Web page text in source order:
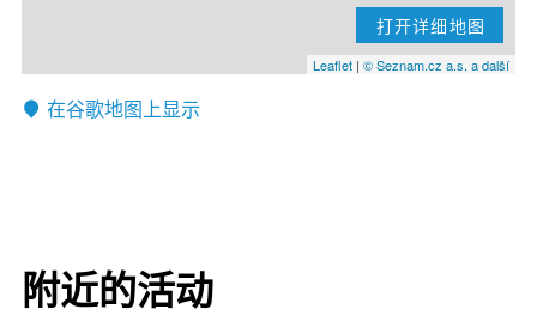
打开详细地图
Leaflet | © Seznam.cz a.s. a další
在谷歌地图上显示
附近的活动